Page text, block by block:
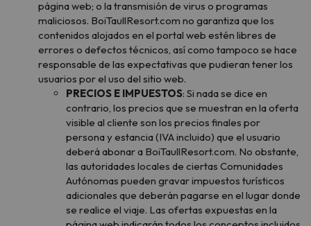
página web; o la transmisión de virus o programas
maliciosos. BoiTaullResort.com no garantiza que los
contenidos alojados en el portal web estén libres de
errores o defectos técnicos, así como tampoco se hace
responsable de las expectativas que pudieran tener los
usuarios por el uso del sitio web.
PRECIOS E IMPUESTOS: Si nada se dice en
contrario, los precios que se muestran en la oferta
visible al cliente son los precios finales por
persona y estancia (IVA incluido) que el usuario
deberá abonar a BoiTaullResort.com. No obstante,
las autoridades locales de ciertas Comunidades
Autónomas pueden gravar impuestos turísticos
adicionales que deberán pagarse en el lugar donde
se realice el viaje. Las ofertas expuestas en la